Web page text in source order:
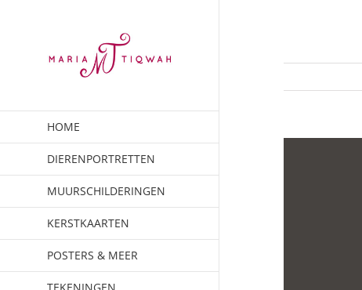
HOME
DIERENPORTRETTEN
MUURSCHILDERINGEN
KERSTKAARTEN
POSTERS & MEER